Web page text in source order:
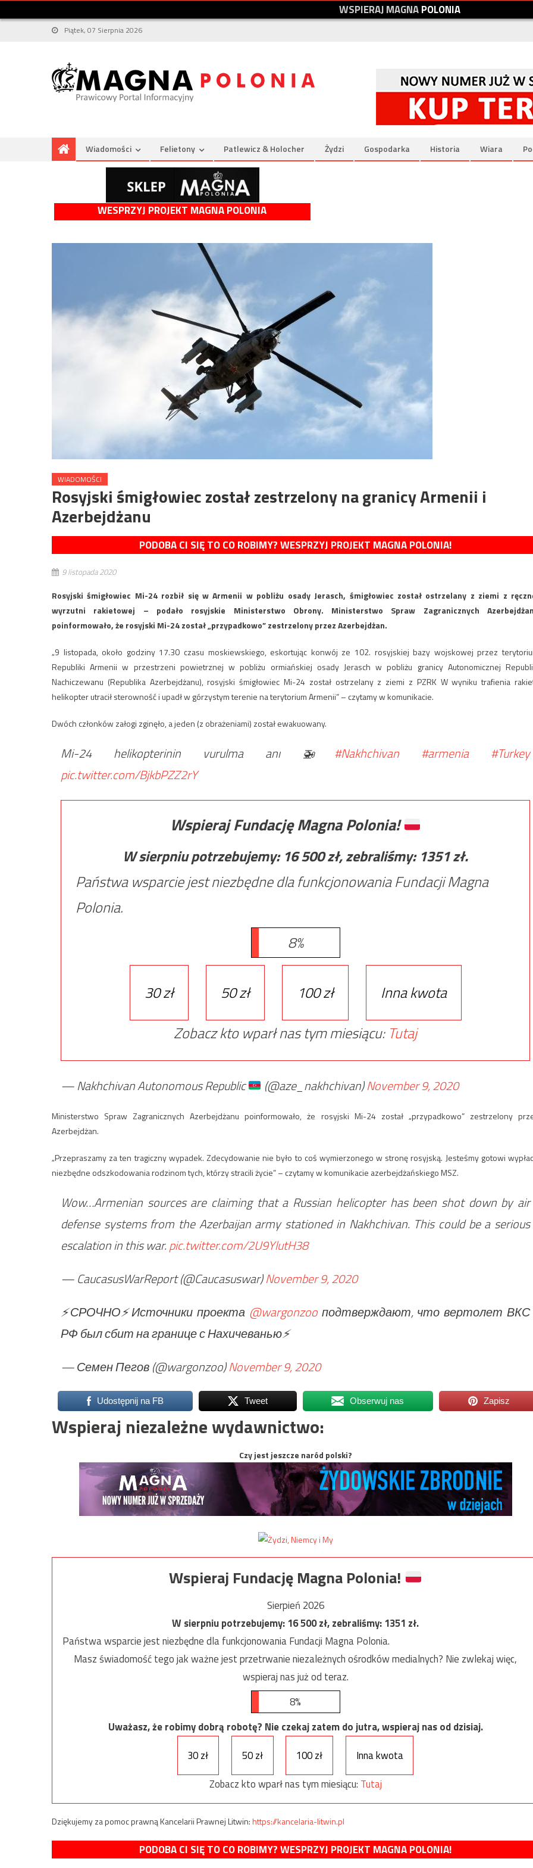
WSPIERAJMAGNAPOLONIA
Piątek, 07 Sierpnia 2026
Wiadomości Felietony Patlewicz & Holocher Żydzi Gospodarka Historia Wiara
WESPRZYJ PROJEKT MAGNA POLONIA
WIADOMOŚCI
Rosyjski śmigłowiec został zestrzelony na granicy Armenii i
Azerbejdżanu
PODOBA CI SIĘ TO CO ROBIMY? WESPRZYJ PROJEKT MAGNA POLONIA!
9 listopada 2020
Rosyjski śmigłowiec Mi-24 rozbił się w Armenii w pobliżu osady Jerasch, śmigłowiec został ostrzelany z ziemi z
wyrzutni rakietowej – podało rosyjskie Ministerstwo Obrony. Ministerstwo Spraw Zagranicznych
poinformowało, że rosyjski Mi-24 został „przypadkowo” zestrzelony przez Azerbejdżan.
„9 listopada, około godziny 17.30 czasu moskiewskiego, eskortując konwój ze 102. rosyjskiej bazy wojskowej przez
Republiki Armenii w przestrzeni powietrznej w pobliżu ormiańskiej osady Jerasch w pobliżu granicy Autonomicznej
Nachiczewanu (Republika Azerbejdżanu), rosyjski śmigłowiec Mi-24 został ostrzelany z ziemi z PZRK W wyniku trafienia
helikopter utracił sterowność i upadł w górzystym terenie na terytorium Armenii” – czytamy w komunikacie.
Dwóch członków załogi zginęło, a jeden (z obrażeniami) został ewakuowany.
Mi-24 helikopterinin vurulma anı 🚁 #Nakhchivan #armenia
#Turkey
pic.twitter.com/BjkbPZZ2rY
Wspieraj Fundację Magna Polonia!
W sierpniu potrzebujemy: 16 500zł, zebraliśmy: 1351zł.
Państwa wsparcie jest niezbędne dla funkcjonowania Fundacji Magna
Polonia.
8%
30 zł 50 zł 100 zł
Inna kwota
Zobacz kto wparł nas tym miesiącu: Tutaj
— Nakhchivan Autonomous Republic (@aze_nakhchivan)November 9, 2020
Ministerstwo Spraw Zagranicznych Azerbejdżanu poinformowało, że rosyjski Mi-24 został „przypadkowo” zestrzelony
Azerbejdżan.
„Przepraszamy za ten tragiczny wypadek. Zdecydowanie nie było to coś wymierzonego w stronę rosyjską. Jesteśmy gotowi
niezbędne odszkodowania rodzinom tych, którzy stracili życie” – czytamy w komunikacie azerbejdżańskiego MSZ.
Wow…Armenian sources are claiming that a Russian helicopter has been shot down by air
defense systems from the Azerbaijan army stationed in Nakhchivan. This could be a serious
escalation in this war.pic.twitter.com/2U9YlutH38
— CaucasusWarReport (@Caucasuswar)November 9, 2020
⚡️СРОЧНО⚡️Источники проекта @wargonzooподтверждают, что вертолет ВКС
РФ был сбит на границе с Нахичеванью⚡️
— Семен Пегов (@wargonzoo)November 9, 2020
Udostępnij na FB Tweet Obserwuj nas Zapisz
Wspieraj niezależne wydawnictwo:
Czy jest jeszcze naród polski?
Wspieraj Fundację Magna Polonia!
Sierpień 2026
W sierpniu potrzebujemy:16 500zł, zebraliśmy:1351 zł.
Państwa wsparcie jest niezbędne dla funkcjonowania Fundacji Magna Polonia.
Masz świadomość tego jak ważne jest przetrwanie niezależnych ośrodków medialnych? Nie zwlekaj więc,
wspieraj nas już od teraz.
8%
Uważasz, że robimy dobrą robotę? Nie czekaj zatem do jutra, wspieraj nas od dzisiaj.
30 zł
50 zł 100 zł
Inna kwota
Zobacz kto wparł nas tym miesiącu: Tutaj
Dziękujemy za pomoc prawną Kancelarii Prawnej Litwin:https://kancelaria-litwin.pl
PODOBA CI SIĘ TO CO ROBIMY? WESPRZYJ PROJEKT MAGNA POLONIA!